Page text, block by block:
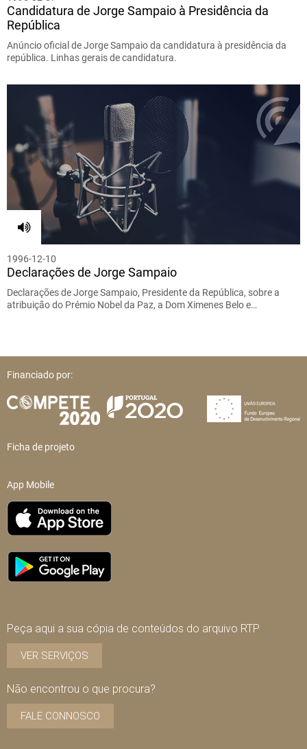
Candidatura de Jorge Sampaio à Presidência da
República
Anúncio oficial de Jorge Sampaio da candidatura à presidência da
república. Linhas gerais de candidatura.
1996-12-10
Declarações de Jorge Sampaio
Declarações de Jorge Sampaio, Presidente da República, sobre a
atribuição do Prémio Nobel da Paz, a Dom Ximenes Belo e…
Financiado por:
Ficha de projeto
App Mobile
Peça aqui a sua cópia de conteúdos do arquivo RTP
VER SERVIÇOS
Não encontrou o que procura?
FALE CONNOSCO